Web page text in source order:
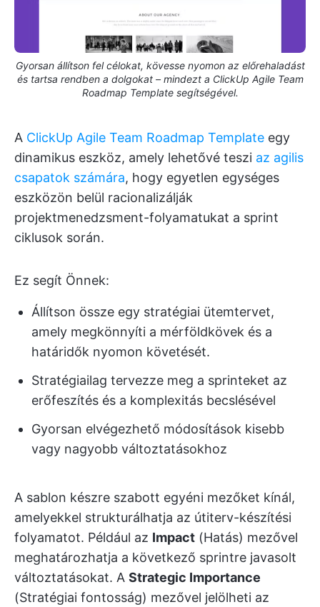
Gyorsan állítson fel célokat, kövesse nyomon az előrehaladást
és tartsa rendben a dolgokat – mindezt a ClickUp Agile Team
Roadmap Template segítségével.
A ClickUp Agile Team Roadmap Template egy
dinamikus eszköz, amely lehetővé teszi az agilis
csapatok számára, hogy egyetlen egységes
eszközön belül racionalizálják
projektmenedzsment-folyamatukat a sprint
ciklusok során.
Ez segít Önnek:
Állítson össze egy stratégiai ütemtervet,
amely megkönnyíti a mérföldkövek és a
határidők nyomon követését.
Stratégiailag tervezze meg a sprinteket az
erőfeszítés és a komplexitás becslésével
Gyorsan elvégezhető módosítások kisebb
vagy nagyobb változtatásokhoz
A sablon készre szabott egyéni mezőket kínál,
amelyekkel strukturálhatja az útiterv-készítési
folyamatot. Például az Impact (Hatás) mezővel
meghatározhatja a következő sprintre javasolt
változtatásokat. A Strategic Importance
(Stratégiai fontosság) mezővel jelölheti az